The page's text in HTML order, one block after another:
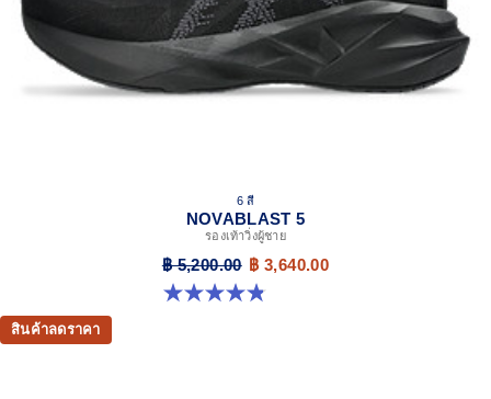
At least 75% of the shoe’s main upper material is made
with recycled materials to reduce waste and carbon
emissions
The sockliner is produced with the solution dyeing
Help create better traction, improved softness, and
6 สี
NOVABLAST 5
รองเท้าวิ่งผู้ชาย
฿ 5,200.00 ฿ 3,640.00
4.8 จาก 5 ดาว 2776 รีวิว
สินค้าลดราคา